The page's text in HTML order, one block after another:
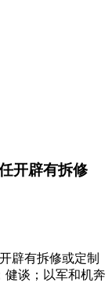
开辟有拆修
辟有拆修或定制
健谈；以军和机奔